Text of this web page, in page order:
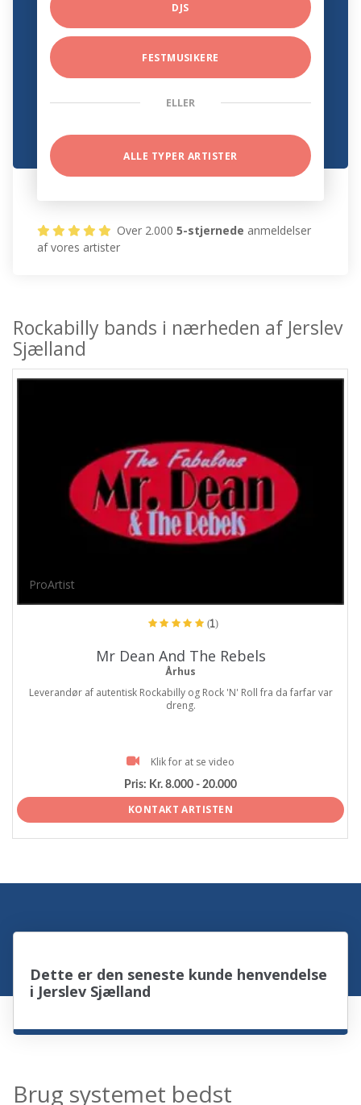
DJS
FESTMUSIKERE
ELLER
ALLE TYPER ARTISTER
Over 2.0005-stjernede anmeldelser
af vores artister
Rockabilly bands i nærheden af Jerslev
Sjælland
ProArtist
(1)
Mr Dean And The Rebels
Århus
Leverandør af autentisk Rockabilly og Rock 'N' Roll fra da farfar var
dreng.
Klik for at se video
Pris: Kr. 8.000 - 20.000
KONTAKT ARTISTEN
Dette er den seneste kunde henvendelse
i Jerslev Sjælland
Brug systemet bedst